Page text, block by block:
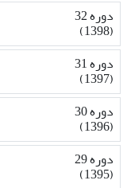
دوره 32
(1398)
دوره 31
(1397)
دوره 30
(1396)
دوره 29
(1395)